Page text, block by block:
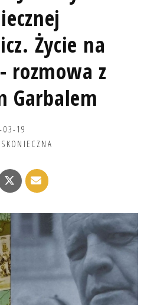
Życie na
rozmowa z
Garbalem
03-19